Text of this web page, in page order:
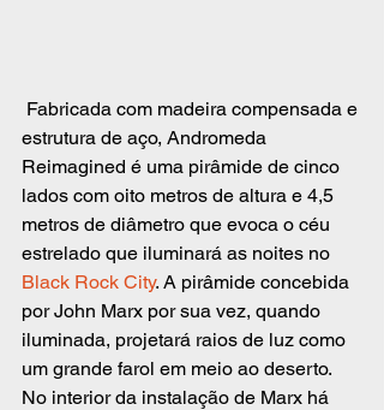
estrutura de aço, Andromeda
Reimagined é uma pirâmide de cinco
lados com oito metros de altura e 4,5
metros de diâmetro que evoca o céu
estrelado que iluminará as noites no
Black Rock City. A pirâmide concebida
por John Marx por sua vez, quando
iluminada, projetará raios de luz como
um grande farol em meio ao deserto.
No interior da instalação de Marx há